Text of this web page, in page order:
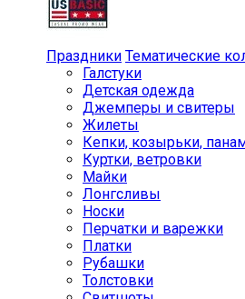
Праздники Тематические
Галстуки
Детская одежда
Джемперы и свитеры
Жилеты
Кепки, козырьки,
Куртки, ветровки
Майки
Лонгсливы
Носки
Перчатки и варежки
Платки
Рубашки
Толстовки